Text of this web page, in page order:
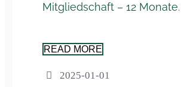
Mitgliedschaft – 12 Monate.
READ MORE
2025-01-01